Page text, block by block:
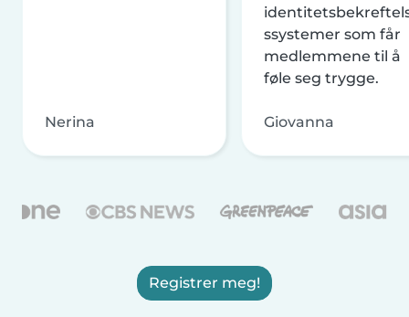
Nerina
ssystemer som får
medlemmene til å
føle seg trygge.
Giovanna
Registrer meg!